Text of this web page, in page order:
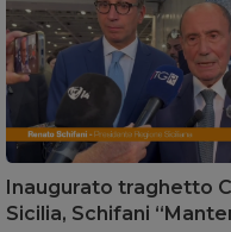
Inaugurato traghetto
Sicilia, Schifani